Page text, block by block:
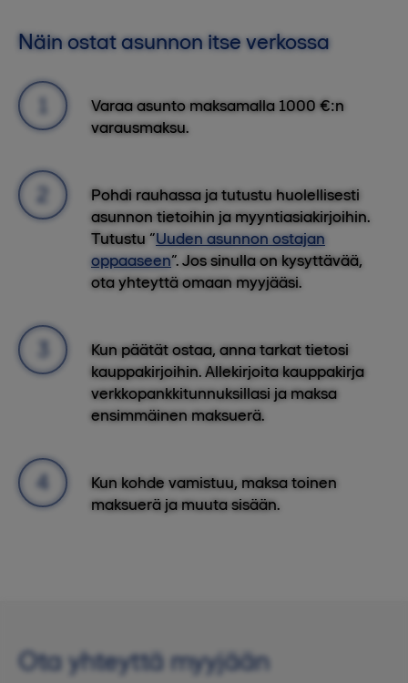
Näin ostat asunnon itse verkossa
Varaa asunto maksamalla 1000 €:n
varausmaksu.
Pohdi rauhassa ja tutustu huolellisesti
asunnon tietoihin ja myyntiasiakirjoihin.
Tutustu “Uuden asunnon ostajan
oppaaseen”. Jos sinulla on kysyttävää,
ota yhteyttä omaan myyjääsi.
Kun päätät ostaa, anna tarkat tietosi
kauppakirjoihin. Allekirjoita kauppakirja
verkkopankkitunnuksillasi ja maksa
ensimmäinen maksuerä.
Kun kohde vamistuu, maksa toinen
maksuerä ja muuta sisään.
Ota yhteyttä myyjään